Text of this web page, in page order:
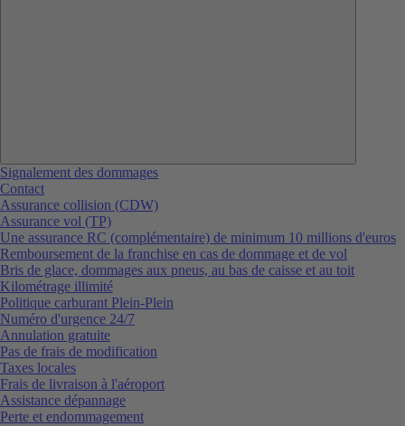
Signalement des dommages
Contact
Assurance collision (CDW)
Assurance vol (TP)
Une assurance RC (complémentaire) de minimum 10 millions d'euros
Remboursement de la franchise en cas de dommage et de vol
Bris de glace, dommages aux pneus, au bas de caisse et au toit
Kilométrage illimité
Politique carburant Plein-Plein
Numéro d'urgence 24/7
Annulation gratuite
Pas de frais de modification
Taxes locales
Frais de livraison à l'aéroport
Assistance dépannage
Perte et endommagement